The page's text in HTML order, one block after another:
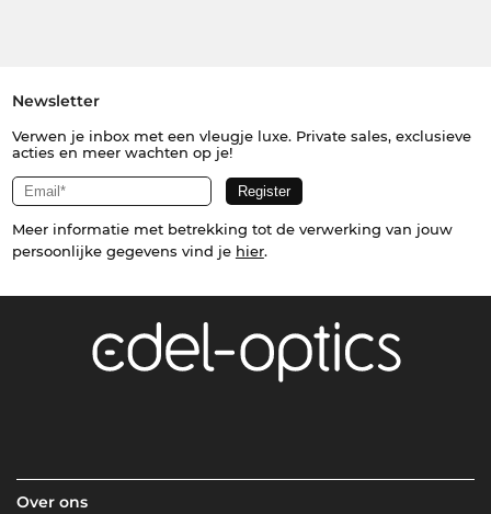
Newsletter
Verwen je inbox met een vleugje luxe. Private sales, exclusieve
acties en meer wachten op je!
Meer informatie met betrekking tot de verwerking van jouw
persoonlijke gegevens vind je hier.
Over ons